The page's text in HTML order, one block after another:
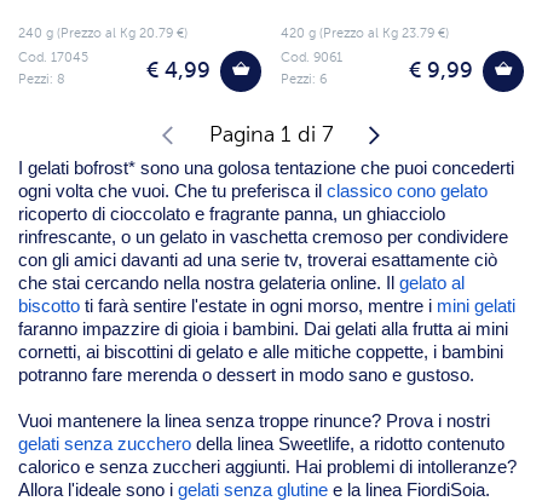
240 g (Prezzo al Kg 20.79 €)
€ 4,99
Cod. 17045
Pezzi: 8
420 g (Prezzo al Kg 23.79 €)
€ 9,99
Cod. 9061
Pezzi: 6
Pagina 1 di 7
I gelati bofrost* sono una golosa tentazione che puoi concederti
ogni volta che vuoi. Che tu preferisca il classico cono gelato
ricoperto di cioccolato e fragrante panna, un ghiacciolo
rinfrescante, o un gelato in vaschetta cremoso per condividere
con gli amici davanti ad una serie tv, troverai esattamente ciò
che stai cercando nella nostra gelateria online. Il gelato al
biscotto ti farà sentire l'estate in ogni morso, mentre i mini gelati
faranno impazzire di gioia i bambini. Dai gelati alla frutta ai mini
cornetti, ai biscottini di gelato e alle mitiche coppette, i bambini
potranno fare merenda o dessert in modo sano e gustoso.
Vuoi mantenere la linea senza troppe rinunce? Prova i nostri
gelati senza zucchero della linea Sweetlife, a ridotto contenuto
calorico e senza zuccheri aggiunti. Hai problemi di intolleranze?
Allora l'ideale sono i gelati senza glutine e la linea FiordiSoia.